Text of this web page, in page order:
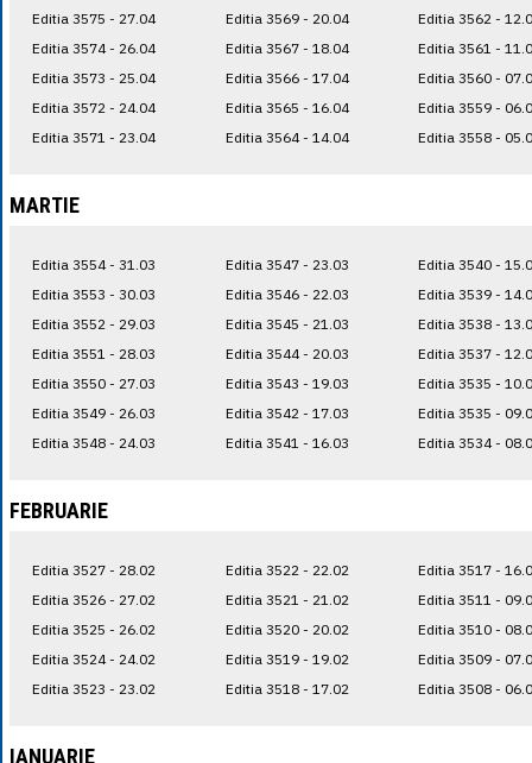
Editia 3575 - 27.04
Editia 3574 - 26.04
Editia 3573 - 25.04
Editia 3572 - 24.04
Editia 3571 - 23.04
Editia 3569 - 20.04
Editia 3567 - 18.04
Editia 3566 - 17.04
Editia 3565 - 16.04
Editia 3564 - 14.04
Editia 3562 -
Editia 3561 -
Editia 3560 -
Editia 3559 -
Editia 3558 -
MARTIE
Editia 3554 - 31.03
Editia 3553 - 30.03
Editia 3552 - 29.03
Editia 3551 - 28.03
Editia 3550 - 27.03
Editia 3549 - 26.03
Editia 3548 - 24.03
Editia 3547 - 23.03
Editia 3546 - 22.03
Editia 3545 - 21.03
Editia 3544 - 20.03
Editia 3543 - 19.03
Editia 3542 - 17.03
Editia 3541 - 16.03
Editia 3540 -
Editia 3539 -
Editia 3538 -
Editia 3537 -
Editia 3535 -
Editia 3535 -
Editia 3534 -
FEBRUARIE
Editia 3527 - 28.02
Editia 3526 - 27.02
Editia 3525 - 26.02
Editia 3524 - 24.02
Editia 3523 - 23.02
Editia 3522 - 22.02
Editia 3521 - 21.02
Editia 3520 - 20.02
Editia 3519 - 19.02
Editia 3518 - 17.02
Editia 3517 -
Editia 3511 -
Editia 3510 -
Editia 3509 -
Editia 3508 -
IANUARIE